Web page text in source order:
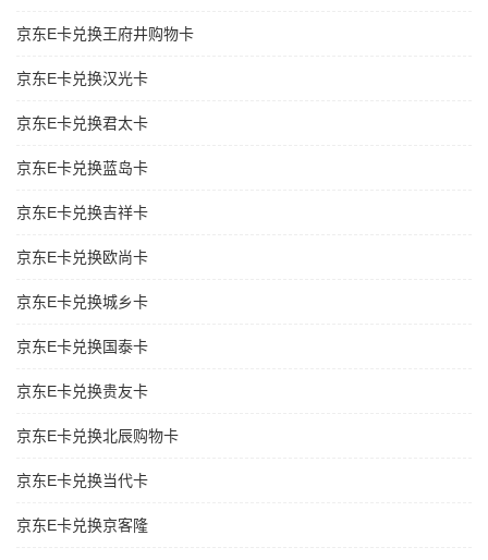
京东E卡兑换王府井购物卡
京东E卡兑换汉光卡
京东E卡兑换君太卡
京东E卡兑换蓝岛卡
京东E卡兑换吉祥卡
京东E卡兑换欧尚卡
京东E卡兑换城乡卡
京东E卡兑换国泰卡
京东E卡兑换贵友卡
京东E卡兑换北辰购物卡
京东E卡兑换当代卡
京东E卡兑换京客隆